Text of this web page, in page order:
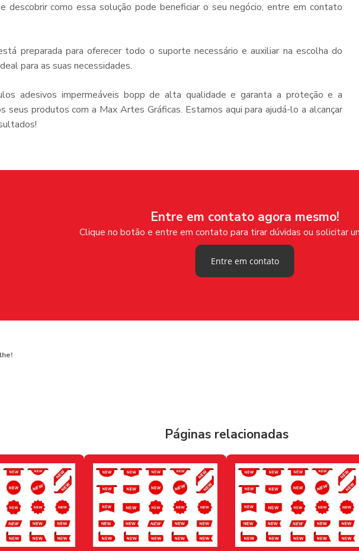
descobrir como essa solução pode beneficiar o seu negócio, entre em contato
preparada para oferecer todo o suporte necessário e auxiliar na escolha do
para as suas necessidades.
adesivos impermeáveis bopp de alta qualidade e garanta a proteção e a
seus produtos com a Max Artes Gráficas. Estamos aqui para ajudá-lo a alcançar
Entre em contato agora mesmo!
Clique no botão e entre em contato para tirar dúvidas ou solicitar
Entre em contato
Páginas relacionadas